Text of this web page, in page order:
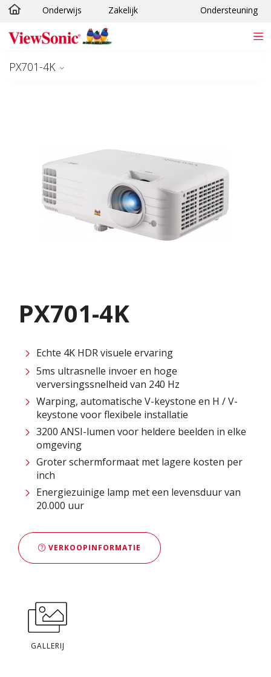
Ga naar hoofdinhoud
Onderwijs Zakelijk Ondersteuning
PX701-4K
PX701-4K
Echte 4K HDR visuele ervaring
5ms ultrasnelle invoer en hoge
verversingssnelheid van 240 Hz
Warping, automatische V-keystone en H / V-
keystone voor flexibele installatie
3200 ANSI-lumen voor heldere beelden in elke
omgeving
Groter schermformaat met lagere kosten per
inch
Energiezuinige lamp met een levensduur van
20.000 uur
VERKOOPINFORMATIE
GALLERIJ